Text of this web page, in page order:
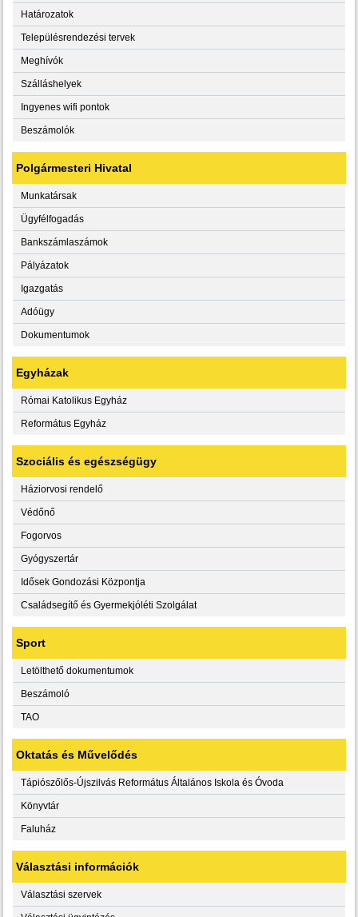
Határozatok
Településrendezési tervek
Meghívók
Szálláshelyek
Ingyenes wifi pontok
Beszámolók
Polgármesteri Hivatal
Munkatársak
Ügyfélfogadás
Bankszámlaszámok
Pályázatok
Igazgatás
Adóügy
Dokumentumok
Egyházak
Római Katolikus Egyház
Református Egyház
Szociális és egészségügy
Háziorvosi rendelő
Védőnő
Fogorvos
Gyógyszertár
Idősek Gondozási Központja
Családsegítő és Gyermekjóléti Szolgálat
Sport
Letölthető dokumentumok
Beszámoló
TAO
Oktatás és Művelődés
Tápiószőlős-Újszilvás Református Általános Iskola és Óvoda
Könyvtár
Faluház
Választási információk
Választási szervek